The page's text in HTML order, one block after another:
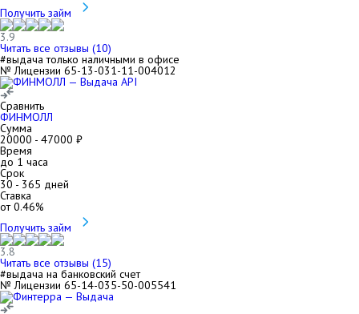
Получить займ
3.9
Читать все отзывы (10)
#выдача только наличными в офисе
№ Лицензии 65-13-031-11-004012
Сравнить
ФИНМОЛЛ
Сумма
20000 - 47000 ₽
Время
до 1 часа
Срок
30 - 365 дней
Ставка
от0.46%
Получить займ
3.8
Читать все отзывы (15)
#выдача на банковский счет
№ Лицензии 65-14-035-50-005541